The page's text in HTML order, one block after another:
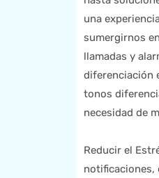
una
sumergirnos
llamadas y
diferenciación
tonos
necesidad de
Reducir el
notificaciones,